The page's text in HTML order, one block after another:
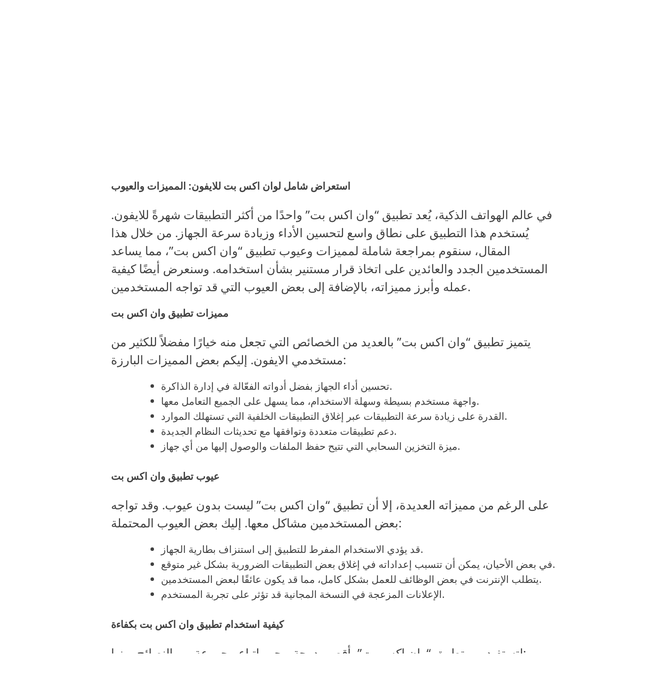
استعراض شامل لوان اكس بت للايفون: المميزات والعيوب
في عالم الهواتف الذكية، يُعد تطبيق “وان اكس بت” واحدًا من أكثر التطبيقات شهرةً للايفون.
يُستخدم هذا التطبيق على نطاق واسع لتحسين الأداء وزيادة سرعة الجهاز. من خلال هذا
المقال، سنقوم بمراجعة شاملة لمميزات وعيوب تطبيق “وان اكس بت”، مما يساعد
المستخدمين الجدد والعائدين على اتخاذ قرار مستنير بشأن استخدامه. وسنعرض أيضًا كيفية
عمله وأبرز مميزاته، بالإضافة إلى بعض العيوب التي قد تواجه المستخدمين.
مميزات تطبيق وان اكس بت
يتميز تطبيق “وان اكس بت” بالعديد من الخصائص التي تجعل منه خيارًا مفضلاً للكثير من
مستخدمي الايفون. إليكم بعض المميزات البارزة:
تحسين أداء الجهاز بفضل أدواته الفعّالة في إدارة الذاكرة.
واجهة مستخدم بسيطة وسهلة الاستخدام، مما يسهل على الجميع التعامل معها.
القدرة على زيادة سرعة التطبيقات عبر إغلاق التطبيقات الخلفية التي تستهلك الموارد.
دعم تطبيقات متعددة وتوافقها مع تحديثات النظام الجديدة.
ميزة التخزين السحابي التي تتيح حفظ الملفات والوصول إليها من أي جهاز.
عيوب تطبيق وان اكس بت
على الرغم من مميزاته العديدة، إلا أن تطبيق “وان اكس بت” ليست بدون عيوب. وقد تواجه
بعض المستخدمين مشاكل معها. إليك بعض العيوب المحتملة:
قد يؤدي الاستخدام المفرط للتطبيق إلى استنزاف بطارية الجهاز.
في بعض الأحيان، يمكن أن تتسبب إعداداته في إغلاق بعض التطبيقات الضرورية بشكل غير متوقع.
يتطلب الإنترنت في بعض الوظائف للعمل بشكل كامل، مما قد يكون عائقًا لبعض المستخدمين.
الإعلانات المزعجة في النسخة المجانية قد تؤثر على تجربة المستخدم.
كيفية استخدام تطبيق وان اكس بت بكفاءة
لتستفيد من تطبيق “وان اكس بت” بأقصى درجة، يجب اتباع مجموعة من النصائح، منها: